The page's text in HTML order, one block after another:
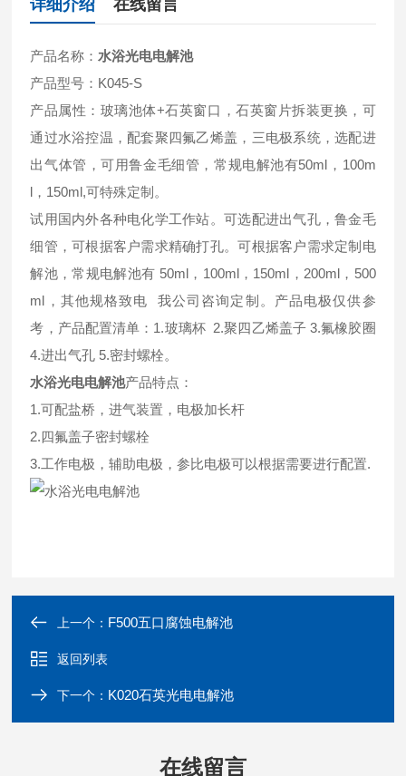
详细介绍 在线留言
产品名称： 水浴光电电解池
产品型号：K045-S
产品属性：玻璃池体+石英窗口，石英窗片拆装更换，可
通过水浴控温，配套聚四氟乙烯盖，三电极系统，选配进
出气体管，可用鲁金毛细管，常规电解池有50ml，100m
l，150ml,可特殊定制。
试用国内外各种电化学工作站。可选配进出气孔，鲁金毛
细管，可根据客户需求精确打孔。可根据客户需求定制电
解池，常规电解池有 50ml，100ml，150ml，200ml，500
ml，其他规格致电 我公司咨询定制。产品电极仅供参
考，产品配置清单：1.玻璃杯 2.聚四乙烯盖子 3.氟橡胶圈
4.进出气孔 5.密封螺栓。
水浴光电电解池产品特点：
1.可配盐桥，进气装置，电极加长杆
2.四氟盖子密封螺栓
3.工作电极，辅助电极，参比电极可以根据需要进行配置.
上一个： F500五口腐蚀电解池
返回列表
下一个： K020石英光电电解池
在线留言